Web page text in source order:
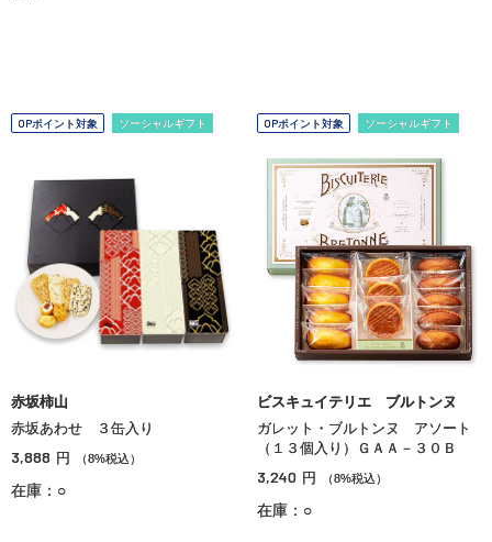
OPポイント対象 ソーシャルギフト
赤坂柿山
赤坂あわせ ３缶入り
3,888 円 （8%税込）
在庫：○
OPポイント対象 ソーシャルギフト
ビスキュイテリエ ブルトンヌ
ガレット・ブルトンヌ アソート
（１３個入り）ＧＡＡ－３０Ｂ
3,240 円 （8%税込）
在庫：○